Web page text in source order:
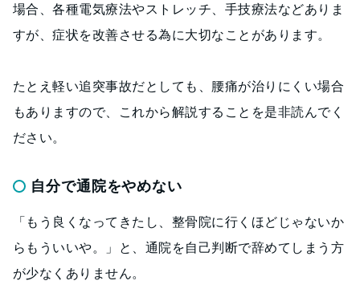
場合、各種電気療法やストレッチ、手技療法などありま
すが、症状を改善させる為に大切なことがあります。
たとえ軽い追突事故だとしても、腰痛が治りにくい場合
もありますので、これから解説することを是非読んでく
ださい。
自分で通院をやめない
「もう良くなってきたし、整骨院に行くほどじゃないか
らもういいや。」と、通院を自己判断で辞めてしまう方
が少なくありません。